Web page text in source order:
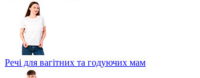
Речі для вагітних та годуючих мам